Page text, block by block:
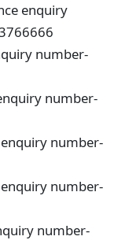
enquiry
number-
number-
number-
number-
number-